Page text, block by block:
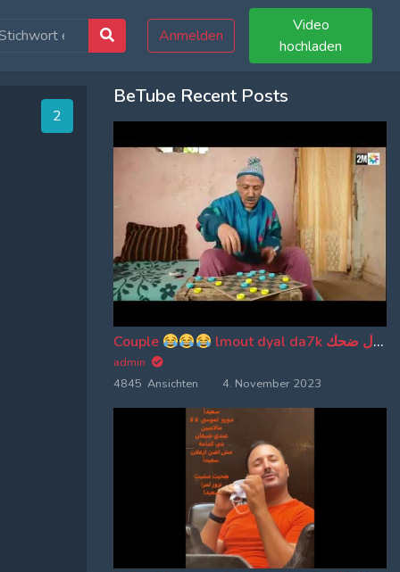
Anmelden
Video
hochladen
1
BeTube Recent Posts
Couple lmout dyal da7k موت ديال ضحك
admin
4845 Ansichten
4. November 2023